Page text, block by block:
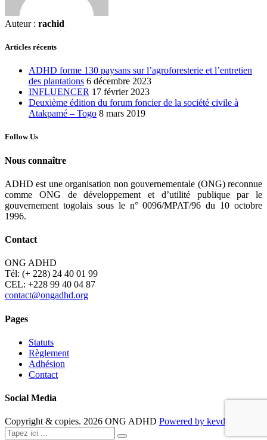
Auteur : rachid
Articles récents
ADHD forme 130 paysans sur l’agroforesterie et l’entretien
des plantations 6 décembre 2023
INFLUENCER 17 février 2023
Deuxième édition du forum foncier de la société civile à
Atakpamé – Togo 8 mars 2019
Follow Us
Nous connaître
ADHD est une organisation non gouvernementale (ONG) reconnue
comme ONG de développement et d’utilité publique par le
gouvernement togolais sous le n° 0096/MPAT/96 du 10 octobre
1996.
Contact
ONG ADHD
Tél: (+ 228) 24 40 01 99
CEL: +228 99 40 04 87
contact@ongadhd.org
Pages
Statuts
Règlement
Adhésion
Contact
Social Media
Copyright & copies. 2026 ONG ADHD Powered by kevdesign